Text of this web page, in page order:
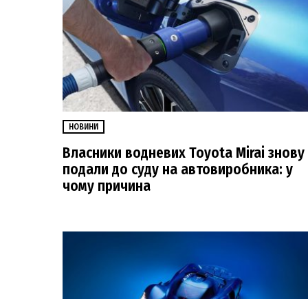
НОВИНИ
Власники водневих Toyota Mirai знову
подали до суду на автовиробника: у
чому причина